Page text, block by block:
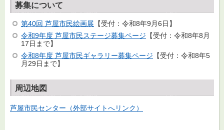
募集について
第40回 芦屋市民絵画展 【受付：令和8年9月6日】
令和9年度 芦屋市民ステージ募集ページ 【受付：令和8年8月
17日まで】
令和8年度 芦屋市民ギャラリー募集ページ 【受付：令和8年5
月29日まで】
周辺地図
芦屋市民センター（外部サイトへリンク）